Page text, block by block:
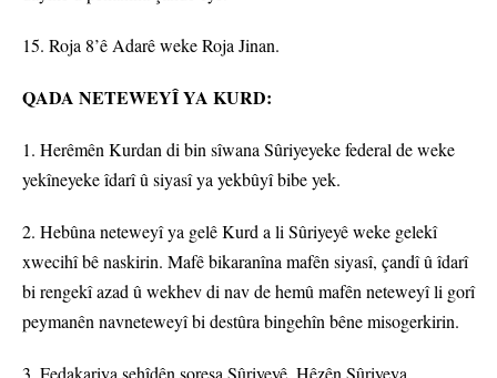
15. Roja 8’ê Adarê weke Roja Jinan.
QADA NETEWEYÎ YA KURD:
1. Herêmên Kurdan di bin sîwana Sûriyeyeke federal de weke
yekîneyeke îdarî û siyasî ya yekbûyî bibe yek.
2. Hebûna neteweyî ya gelê Kurd a li Sûriyeyê weke gelekî
xwecihî bê naskirin. Mafê bikaranîna mafên siyasî, çandî û îdarî
bi rengekî azad û wekhev di nav de hemû mafên neteweyî li gorî
peymanên navneteweyî bi destûra bingehîn bêne misogerkirin.
3. Fedakariya şehîdên şoreşa Sûriyeyê, Hêzên Sûriyeya